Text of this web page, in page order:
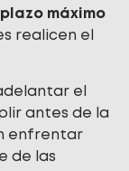
plazo máximo
realicen el
el
antes de la
enfrentar
de las